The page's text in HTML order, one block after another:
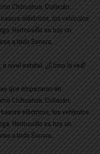
Chihuahua, Culiacán,
eléctricos, los vehículos
Hermosillo es hoy un
a todo Sonora.
nivel estatal. ¿Cómo lo ves?
que empezaron en
Chihuahua, Culiacán,
eléctricos, los vehículos
Hermosillo es hoy un
a todo Sonora.